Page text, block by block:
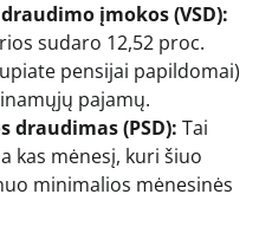
įmokos (VSD):
sudaro 12,52 proc.
pensijai papildomai)
pajamų.
draudimas (PSD): Tai
kas mėnesį, kuri šiuo
minimalios mėnesinės